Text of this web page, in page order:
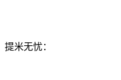
提米无忧：